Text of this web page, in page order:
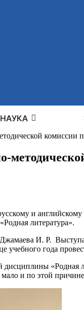
НАУКА
и
литература».
И. Р.
года
дисциплины
и по этой